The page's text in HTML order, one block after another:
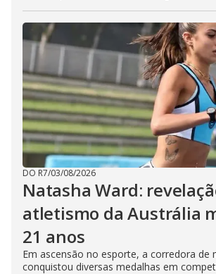
DO R7/03/08/2026
Natasha Ward:
atletismo da Austrália
21 anos
Em ascensão no esporte, a corredora de
conquistou diversas medalhas em